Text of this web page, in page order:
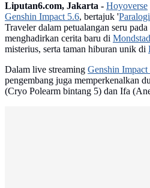
Liputan6.com, Jakarta - Hoyoverse
Genshin Impact 5.6, bertajuk '
Traveler dalam petualangan seru
menghadirkan cerita baru di
misterius, serta taman hiburan unik di
Dalam live streaming Genshin Impact
pengembang juga memperkenalkan
(Cryo Polearm bintang 5) dan Ifa